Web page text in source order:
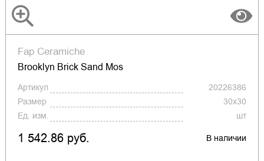
Fap Ceramiche
Brooklyn Brick Sand Mos
Артикул
20226386
Размер
30x30
Ед. изм.
шт
1 542.86 руб. В наличии